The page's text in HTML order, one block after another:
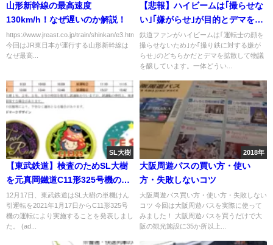
山形新幹線の最高速度
130km/h！なぜ遅いのか解説！
https://www.jreast.co.jp/train/shinkan/e3.html
今回はJR東日本が運行する山形新幹線は
なぜ最高...
【悲報】ハイビームは｢撮らせな
い｣｢嫌がらせ｣が目的とデマを拡
散 撮り鉄全員で運転士に対して
ブチギレるよう呼びかけ
鉄道ファンがハイビームは｢運転士の顔を
撮らせないため｣か｢撮り鉄に対する嫌が
らせ｣のどちらかだとデマを拡散して物議
を醸しています。一体どうい...
SL大樹
【東武鉄道】検査のためSL大樹
を元真岡鐵道C11形325号機の単
機けん引で運転 公開試運転では
記念ヘッドマークも
12月17日、東武鉄道はSL大樹の単機けん
引運転を2021年1月17日からC11形325号
機の運転により実施することを発表しまし
た。 (ad...
2018年
大阪周遊パスの買い方・使い
方・失敗しないコツ
大阪周遊パス買い方・使い方・失敗しない
コツ 今回は大阪周遊パスを実際に使って
みました！ 大阪周遊パスを買うだけで大
阪の観光施設に35か所以上...